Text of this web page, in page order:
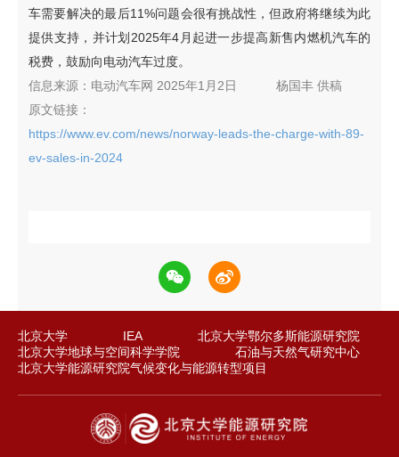
车需要解决的最后11%问题会很有挑战性，但政府将继续为此
提供支持，并计划2025年4月起进一步提高新售内燃机汽车的
税费，鼓励向电动汽车过度。
信息来源： 电动汽车网 2025年1月2日 杨国丰 供稿
原文链接：
https://www.ev.com/news/norway-leads-the-charge-with-89-
ev-sales-in-2024
北京大学 IEA
北京大学鄂尔多斯能源研究院
北京大学地球与空间科学学院
石油与天然气研究中心
北京大学能源研究院气候变化与能源转型项目